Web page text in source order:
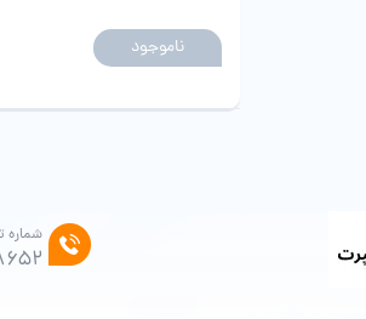
ناموجود
شماره